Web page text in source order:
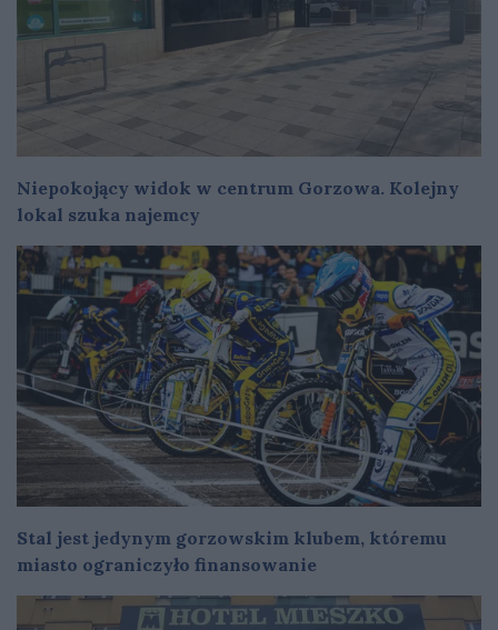
Niepokojący widok w centrum Gorzowa. Kolejny
lokal szuka najemcy
Stal jest jedynym gorzowskim klubem, któremu
miasto ograniczyło finansowanie